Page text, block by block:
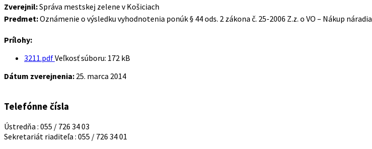
Zverejnil:Správa mestskej zelene v Košiciach
Predmet:Oznámenie o výsledku vyhodnotenia ponúk § 44 ods. 2 zákona č. 25-2006 Z.z. o VO – Nákup náradia
Prílohy:
3211.pdfVeľkosť súboru: 172 kB
Dátum zverejnenia: 25. marca 2014
Telefónne čísla
Ústredňa : 055 / 726 34 03
Sekretariát riaditeľa : 055 / 726 34 01